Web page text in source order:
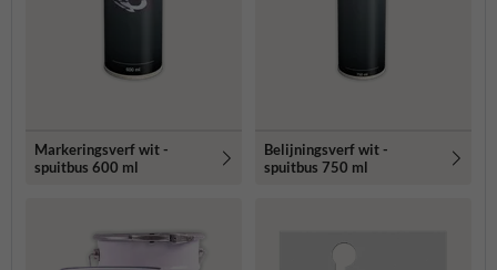
Markeringsverf wit -
spuitbus 600 ml
Belijningsverf wit -
spuitbus 750 ml